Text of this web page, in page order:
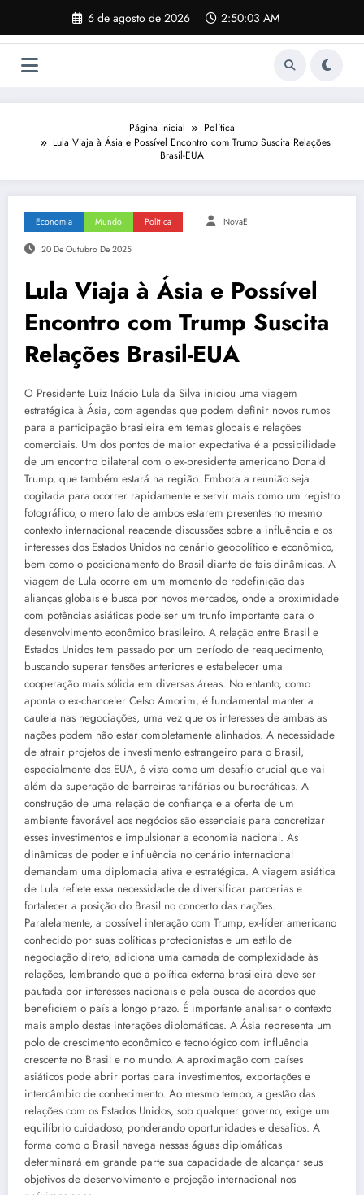
o
6 de agosto de 2026 2:50:04 AM
Página inicial
Política
Lula Viaja à Ásia e Possível Encontro com Trump Suscita Relações
Brasil-EUA
Economia Mundo Política NovaE
20 De Outubro De 2025
Lula Viaja à Ásia e Possível
Encontro com Trump Suscita
Relações Brasil-EUA
O Presidente Luiz Inácio Lula da Silva iniciou uma viagem
estratégica à Ásia, com agendas que podem definir novos rumos
para a participação brasileira em temas globais e relações
comerciais. Um dos pontos de maior expectativa é a possibilidade
de um encontro bilateral com o ex-presidente americano Donald
Trump, que também estará na região. Embora a reunião seja
cogitada para ocorrer rapidamente e servir mais como um registro
fotográfico, o mero fato de ambos estarem presentes no mesmo
contexto internacional reacende discussões sobre a influência e os
interesses dos Estados Unidos no cenário geopolítico e econômico,
bem como o posicionamento do Brasil diante de tais dinâmicas. A
viagem de Lula ocorre em um momento de redefinição das
alianças globais e busca por novos mercados, onde a proximidade
com potências asiáticas pode ser um trunfo importante para o
desenvolvimento econômico brasileiro. A relação entre Brasil e
Estados Unidos tem passado por um período de reaquecimento,
buscando superar tensões anteriores e estabelecer uma
cooperação mais sólida em diversas áreas. No entanto, como
aponta o ex-chanceler Celso Amorim, é fundamental manter a
cautela nas negociações, uma vez que os interesses de ambas as
nações podem não estar completamente alinhados. A necessidade
de atrair projetos de investimento estrangeiro para o Brasil,
especialmente dos EUA, é vista como um desafio crucial que vai
além da superação de barreiras tarifárias ou burocráticas. A
construção de uma relação de confiança e a oferta de um
ambiente favorável aos negócios são essenciais para concretizar
esses investimentos e impulsionar a economia nacional. As
dinâmicas de poder e influência no cenário internacional
demandam uma diplomacia ativa e estratégica. A viagem asiática
de Lula reflete essa necessidade de diversificar parcerias e
fortalecer a posição do Brasil no concerto das nações.
Paralelamente, a possível interação com Trump, ex-líder americano
conhecido por suas políticas protecionistas e um estilo de
negociação direto, adiciona uma camada de complexidade às
relações, lembrando que a política externa brasileira deve ser
pautada por interesses nacionais e pela busca de acordos que
beneficiem o país a longo prazo. É importante analisar o contexto
mais amplo destas interações diplomáticas. A Ásia representa um
polo de crescimento econômico e tecnológico com influência
crescente no Brasil e no mundo. A aproximação com países
asiáticos pode abrir portas para investimentos, exportações e
intercâmbio de conhecimento. Ao mesmo tempo, a gestão das
relações com os Estados Unidos, sob qualquer governo, exige um
equilíbrio cuidadoso, ponderando oportunidades e desafios. A
forma como o Brasil navega nessas águas diplomáticas
determinará em grande parte sua capacidade de alcançar seus
objetivos de desenvolvimento e projeção internacional nos